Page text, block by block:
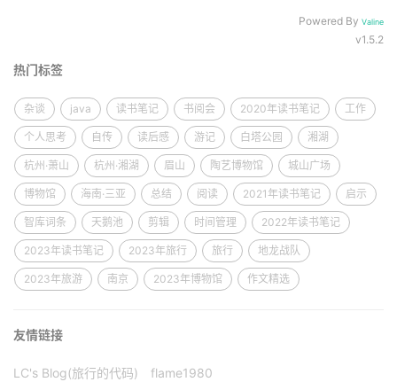
Powered By Valine
v1.5.2
热门标签
杂谈 java 读书笔记 书阅会 2020年读书笔记 工作
个人思考 自传 读后感 游记 白塔公园 湘湖
杭州·萧山 杭州·湘湖 眉山 陶艺博物馆 城山广场
博物馆 海南·三亚 总结 阅读 2021年读书笔记 启示
智库词条 天鹅池 剪辑 时间管理 2022年读书笔记
2023年读书笔记 2023年旅行 旅行 地龙战队
2023年旅游 南京 2023年博物馆 作文精选
友情链接
LC's Blog(旅行的代码) flame1980